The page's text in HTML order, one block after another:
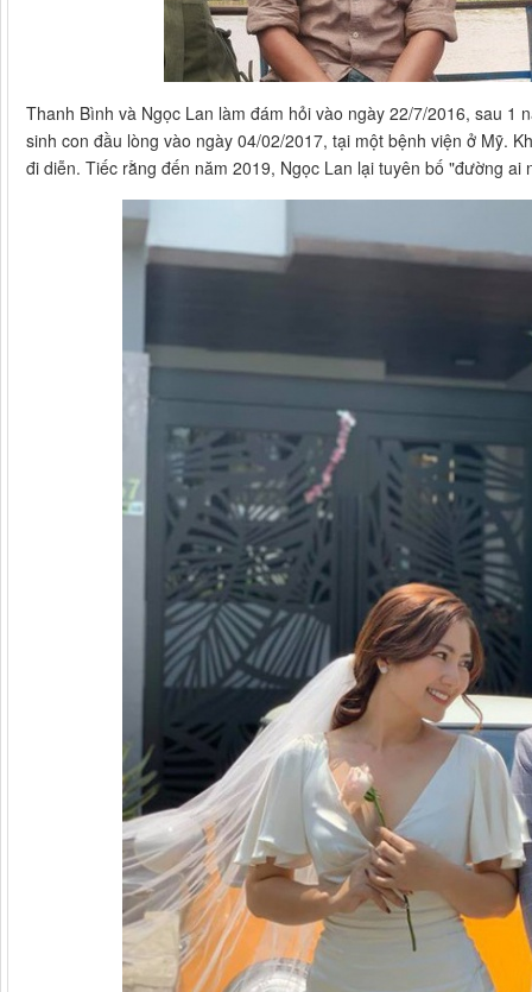
Thanh Bình và Ngọc Lan làm đám hỏi vào ngày 22/7/2016, sau 1
sinh con đầu lòng vào ngày 04/02/2017, tại một bệnh viện ở Mỹ.
đi diễn. Tiếc rằng đến năm 2019, Ngọc Lan lại tuyên bố "đường